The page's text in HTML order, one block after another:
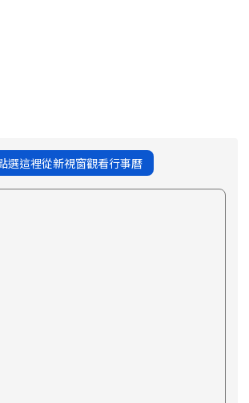
選這裡從新視窗觀看行事曆